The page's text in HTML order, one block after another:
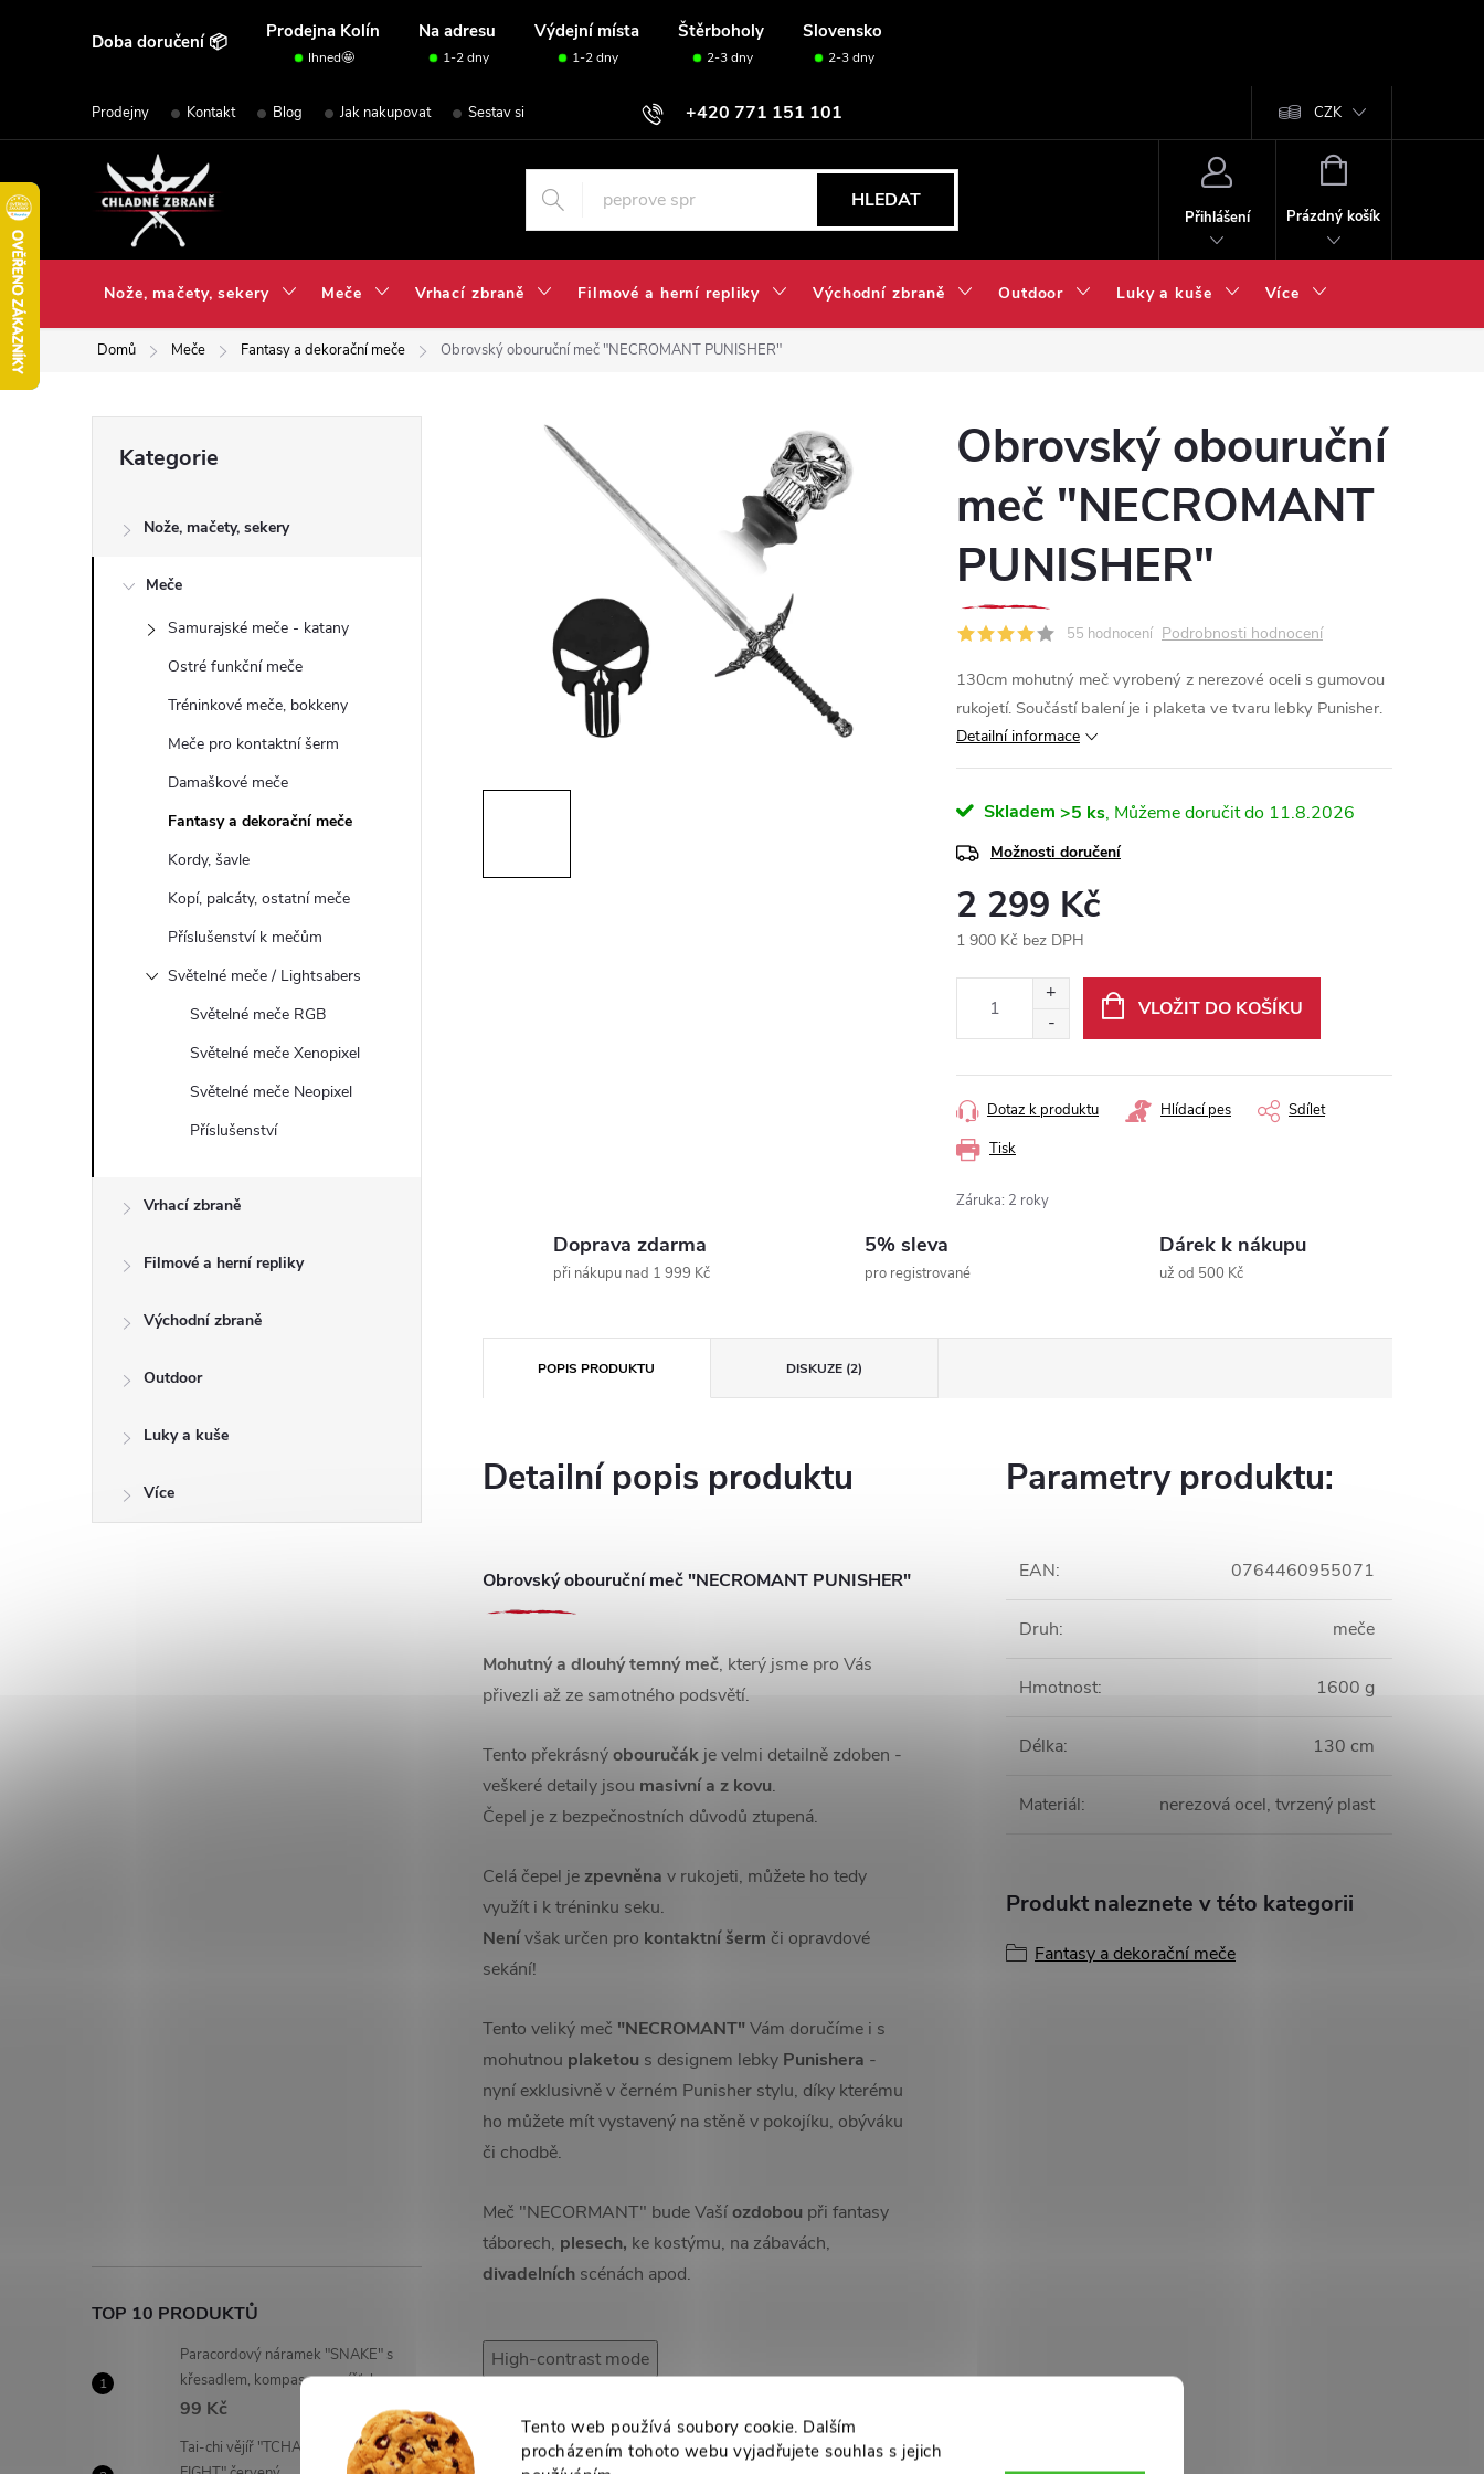
Tento web používá soubory cookie. Dalším
procházením tohoto webu vyjadřujete souhlas s jejich
Doba doručení 📦 Prodejna Kolín Na adresu Výdejní místa Štěrboholy Slovensko
Ihned🤩 1-2 dny 1-2 dny 2-3 dny 2-3 dny
+420 771 151 101
Prodejny Kontakt Blog Jak nakupovat Sestav si svou sadu✅ CZK
HLEDAT
Přihlášení
NÁKUPNÍ
Prázdný košík
Nože, mačety, sekery Meče Vrhací zbraně Filmové a herní repliky Východní zbraně Outdoor Luky a kuše Více
Domů Meče Fantasy a dekorační meče Obrovský obouruční meč "NECROMANT PUNISHER"
s
kategorie
Kategorie
Nože, mačety, sekery
Meče
Samurajské meče - katany
Ostré funkční meče
Tréninkové meče, bokkeny
Meče pro kontaktní šerm
Damaškové meče
Fantasy a dekorační meče
Kordy, šavle
Kopí, palcáty, ostatní meče
Příslušenství k mečům
Světelné meče / Lightsabers
Světelné meče RGB
Světelné meče Xenopixel
Světelné meče Neopixel
Příslušenství
Vrhací zbraně
Filmové a herní repliky
Východní zbraně
Outdoor
Luky a kuše
Více
TOP 10 PRODUKTŮ
Paracordový náramek "SNAKE" s
křesadlem, kompasem a píšťalou
99 Kč
Tai-chi vějíř "TCHAI-ŤI DANCE
Obrovský obouruční
meč "NECROMANT
PUNISHER"
55 hodnocení Podrobnosti hodnocení
130cm mohutný meč vyrobený z nerezové oceli s gumovou
rukojetí. Součástí balení je i plaketa ve tvaru lebky Punisher.
Detailní informace
Skladem >5 ks 11.8.2026
Možnosti doručení
2 299 Kč
1 900 Kč bez DPH
VLOŽIT DO KOŠÍKU
Tisk
Dotaz k produktu Hlídací pes Sdílet
Záruka: 2 roky
Doprava zdarma
při nákupu nad 1 999 Kč
5% sleva
pro registrované
Dárek k nákupu
už od 500 Kč
POPIS PRODUKTU DISKUZE (2)
Detailní popis produktu
Obrovský obouruční meč "NECROMANT PUNISHER"
Mohutný a dlouhý temný meč, který jsme pro Vás
přivezli až ze samotného podsvětí.
Tento překrásnýobouručák je velmi detailně zdoben -
veškeré detaily jsou masivní a z kovu.
Čepel je z bezpečnostních důvodů ztupená.
Celá čepel je zpevněna v rukojeti, můžete ho tedy
využít i k tréninku seku.
Nenívšak určen pro kontaktní šerm či opravdové
sekání!
Tento veliký meč "NECROMANT"Vám doručíme i s
mohutnou plaketou s designem lebky Punishera -
nyní exklusivně v černém Punisher stylu, díky kterému
ho můžete mít vystavený na stěně v pokojíku, obýváku
či chodbě.
Meč "NECORMANT" bude Vašíozdobou při fantasy
táborech, plesech, ke kostýmu, na zábavách,
divadelních scénách apod.
Parametry produktu:
EAN: 0764460955071
Druh: meče
Hmotnost: 1600 g
Délka: 130 cm
Materiál: nerezová ocel, tvrzený plast
Produkt naleznete v této kategorii
Fantasy a dekorační meče
High-contrast mode
Mohlo by Vás zajímat